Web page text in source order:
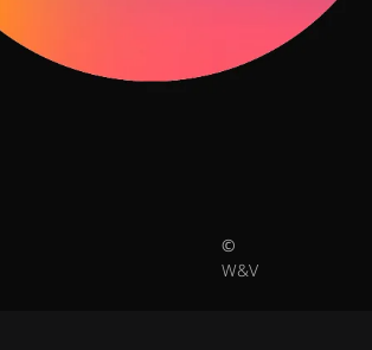
©
W&V